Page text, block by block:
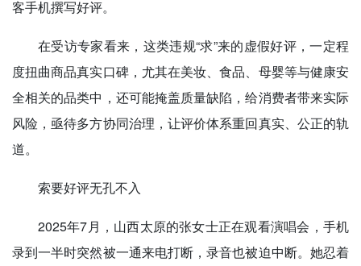
客手机撰写好评。
在受访专家看来，这类违规“求”来的虚假好评，一定程
度扭曲商品真实口碑，尤其在美妆、食品、母婴等与健康安
全相关的品类中，还可能掩盖质量缺陷，给消费者带来实际
风险，亟待多方协同治理，让评价体系重回真实、公正的轨
道。
索要好评无孔不入
2025年7月，山西太原的张女士正在观看演唱会，手机
录到一半时突然被一通来电打断，录音也被迫中断。她忍着